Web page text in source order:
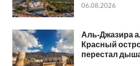
06.08.2026
Аль‑Джазира
Красный
перестал